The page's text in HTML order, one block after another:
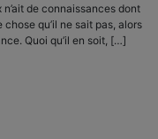
n’ait de connaissances dont
qu’il ne sait pas, alors
Quoi qu’il en soit, […]